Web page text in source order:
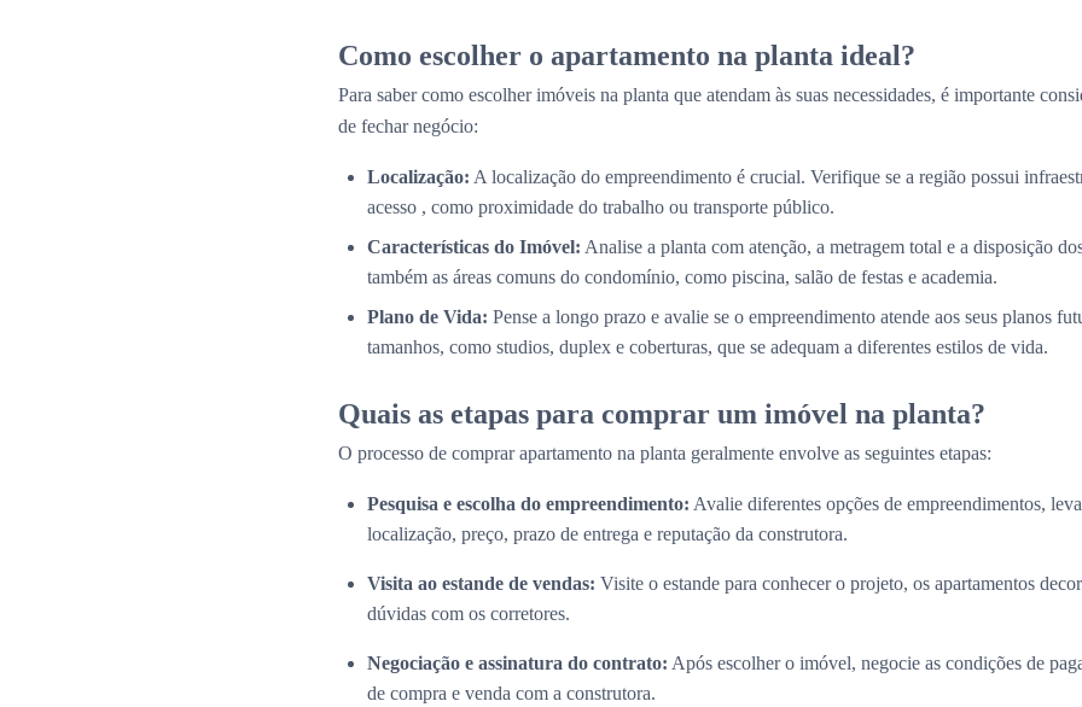
Como escolher o apartamento na planta ideal?
Para saber como escolher imóveis na planta que atendam às suas necessidades, é importante
de fechar negócio:
Localização: A localização do empreendimento é crucial. Verifique se a região possui
acesso , como proximidade do trabalho ou transporte público.
Características do Imóvel: Analise a planta com atenção, a metragem total e a disposição
também as áreas comuns do condomínio, como piscina, salão de festas e academia.
Plano de Vida: Pense a longo prazo e avalie se o empreendimento atende aos seus planos
tamanhos, como studios, duplex e coberturas, que se adequam a diferentes estilos de vida.
Quais as etapas para comprar um imóvel na planta?
O processo de comprar apartamento na planta geralmente envolve as seguintes etapas:
Pesquisa e escolha do empreendimento: Avalie diferentes opções de empreendimentos,
localização, preço, prazo de entrega e reputação da construtora.
Visita ao estande de vendas: Visite o estande para conhecer o projeto, os apartamentos
dúvidas com os corretores.
Negociação e assinatura do contrato: Após escolher o imóvel, negocie as condições de
de compra e venda com a construtora.